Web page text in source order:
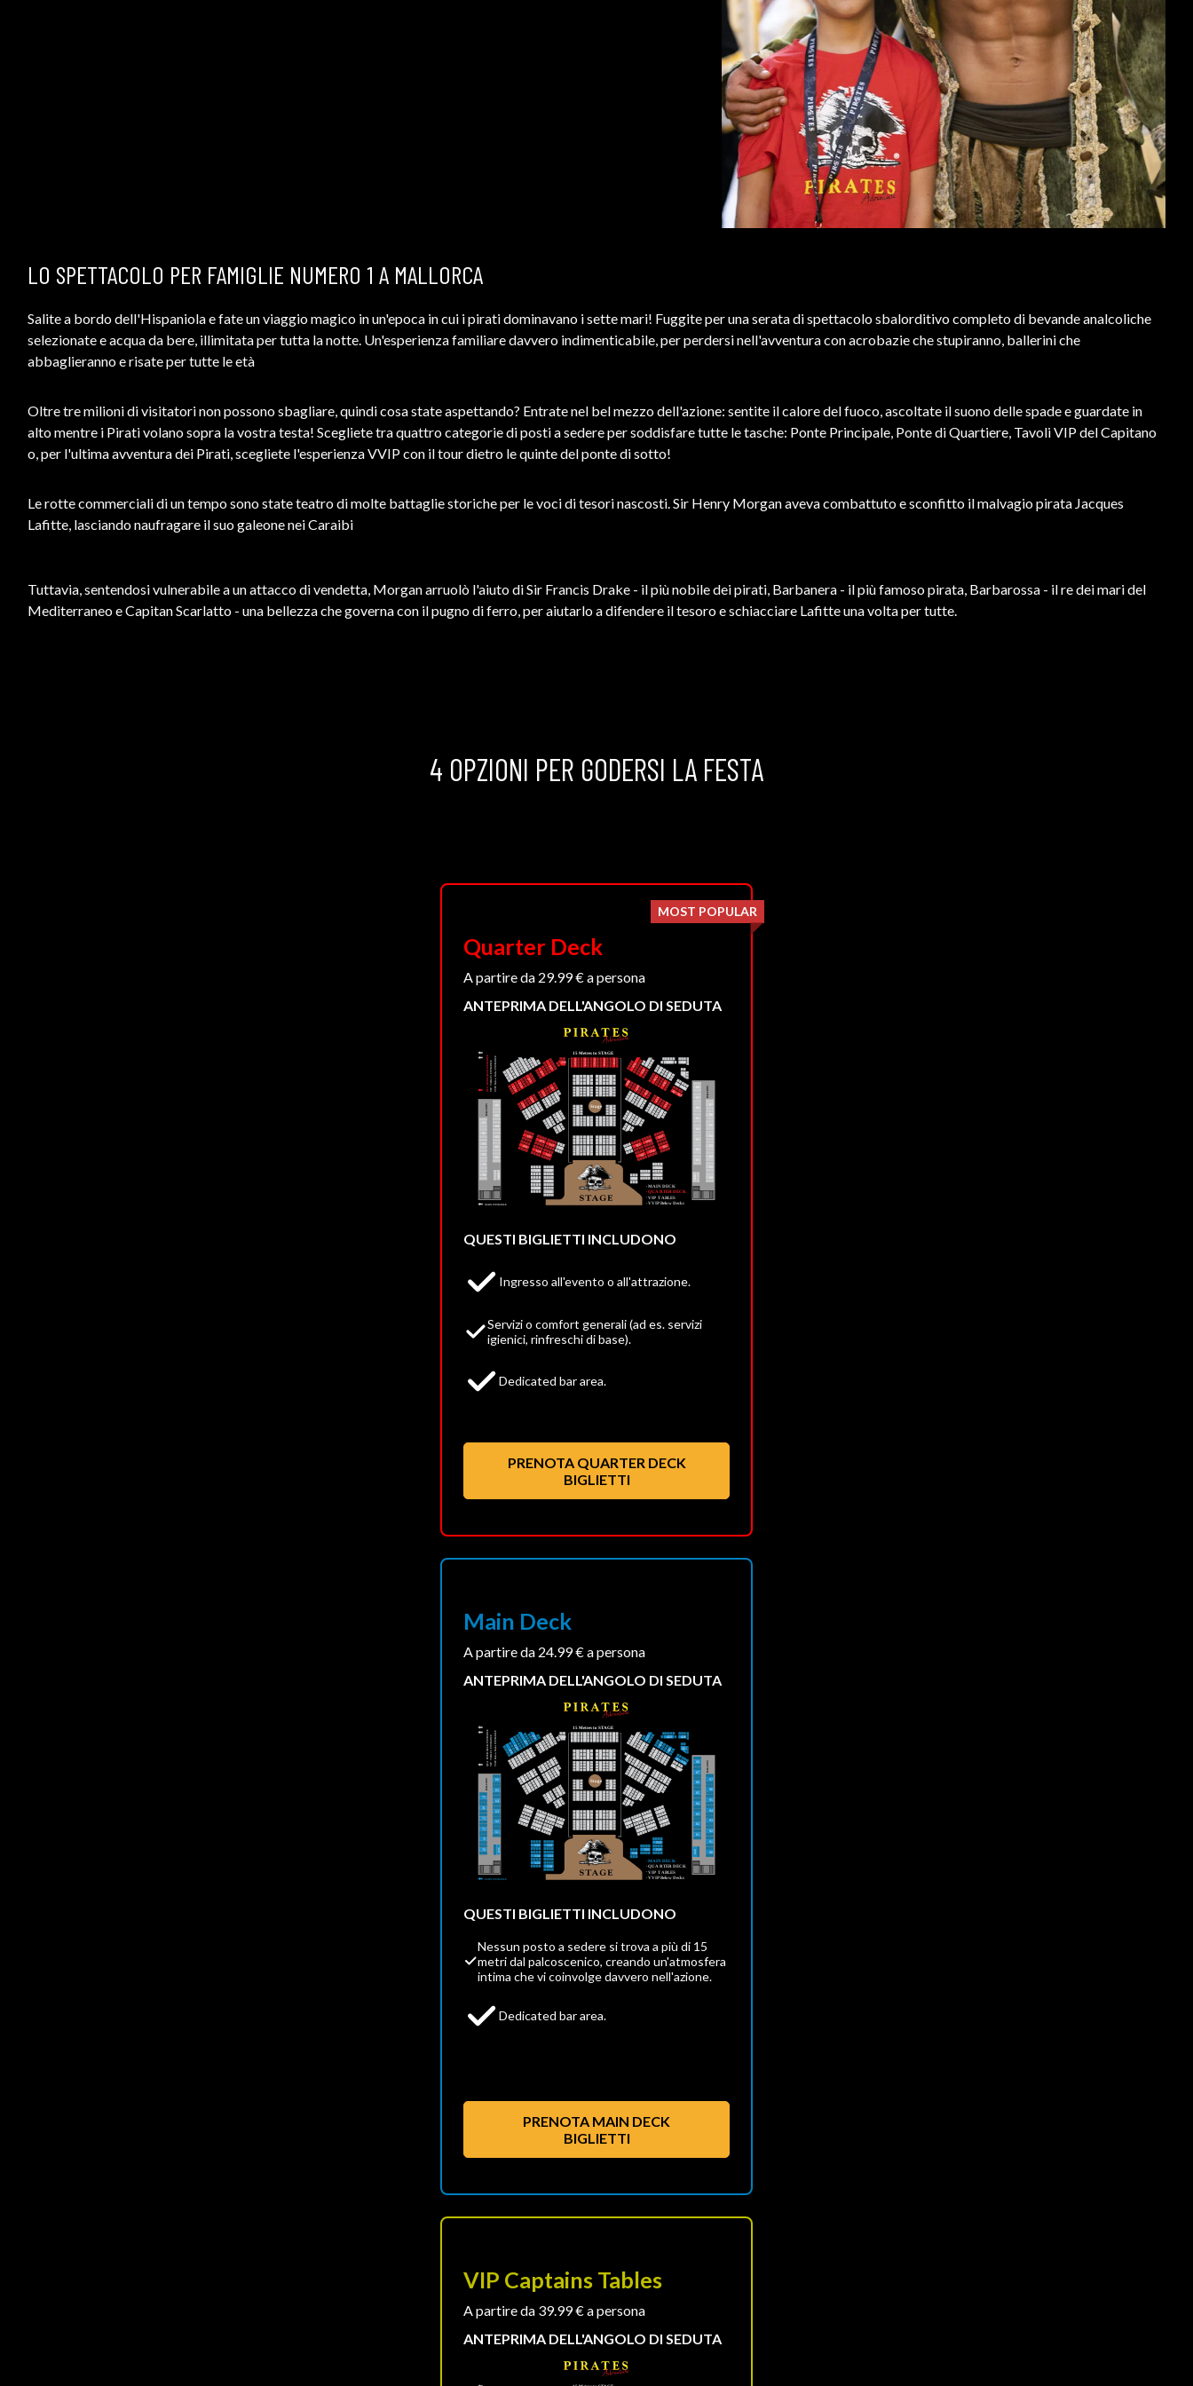
LO SPETTACOLO PER FAMIGLIE NUMERO 1 A MALLORCA
Salite a bordo dell'Hispaniola e fate un viaggio magico in un'epoca in cui i pirati dominavano i sette mari! Fuggite per una serata di spettacolo sbalorditivo completo di bevande analcoliche
selezionate e acqua da bere, illimitata per tutta la notte. Un'esperienza familiare davvero indimenticabile, per perdersi nell'avventura con acrobazie che stupiranno, ballerini che
abbaglieranno e risate per tutte le età
Oltre tre milioni di visitatori non possono sbagliare, quindi cosa state aspettando? Entrate nel bel mezzo dell'azione: sentite il calore del fuoco, ascoltate il suono delle spade e guardate in
alto mentre i Pirati volano sopra la vostra testa! Scegliete tra quattro categorie di posti a sedere per soddisfare tutte le tasche: Ponte Principale, Ponte di Quartiere, Tavoli VIP del Capitano
o, per l'ultima avventura dei Pirati, scegliete l'esperienza VVIP con il tour dietro le quinte del ponte di sotto!
Le rotte commerciali di un tempo sono state teatro di molte battaglie storiche per le voci di tesori nascosti. Sir Henry Morgan aveva combattuto e sconfitto il malvagio pirata Jacques
Lafitte, lasciando naufragare il suo galeone nei Caraibi
Tuttavia, sentendosi vulnerabile a un attacco di vendetta, Morgan arruolò l'aiuto di Sir Francis Drake - il più nobile dei pirati, Barbanera - il più famoso pirata, Barbarossa - il re dei mari del
Mediterraneo e Capitan Scarlatto - una bellezza che governa con il pugno di ferro, per aiutarlo a difendere il tesoro e schiacciare Lafitte una volta per tutte.
4 OPZIONI PER GODERSI LA FESTA
MOST POPULAR
Quarter Deck
A partire da 29.99 € a persona
ANTEPRIMA DELL'ANGOLO DI SEDUTA
QUESTI BIGLIETTI INCLUDONO
Ingresso all'evento o all'attrazione.
Servizi o comfort generali (ad es. servizi
igienici, rinfreschi di base).
Dedicated bar area.
PRENOTA QUARTER DECK
BIGLIETTI
Main Deck
A partire da 24.99 € a persona
ANTEPRIMA DELL'ANGOLO DI SEDUTA
QUESTI BIGLIETTI INCLUDONO
Nessun posto a sedere si trova a più di 15
metri dal palcoscenico, creando un'atmosfera
intima che vi coinvolge davvero nell'azione.
Dedicated bar area.
PRENOTA MAIN DECK
BIGLIETTI
VIP Captains Tables
A partire da 39.99 € a persona
ANTEPRIMA DELL'ANGOLO DI SEDUTA